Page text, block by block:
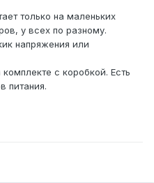
только на маленьких
у всех по разному.
напряжения или
с коробкой. Есть
питания.